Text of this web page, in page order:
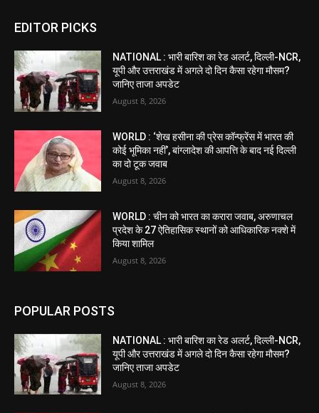
EDITOR PICKS
NATIONAL : भारी बारिश का रेड अलर्ट, दिल्ली-NCR,
यूपी और उत्तराखंड में अगले दो दिन कैसा रहेगा मौसम?
जानिए ताजा अपडेट
August 8, 2026
WORLD : ‘शेख हसीना की प्रेस कॉन्फ्रेंस में भारत की
कोई भूमिका नहीं’, बांग्लादेश की आपत्ति के बाद नई दिल्ली
का दो टूक जवाब
August 8, 2026
WORLD : चीन को भारत का करारा जवाब, अरुणाचल
प्रदेश के 27 ऐतिहासिक स्थानों को आधिकारिक नक्शे में
किया शामिल
August 8, 2026
POPULAR POSTS
NATIONAL : भारी बारिश का रेड अलर्ट, दिल्ली-NCR,
यूपी और उत्तराखंड में अगले दो दिन कैसा रहेगा मौसम?
जानिए ताजा अपडेट
August 8, 2026